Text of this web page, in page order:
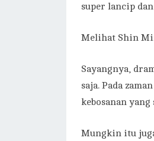
super lancip
Melihat Shin
Sayangnya,
saja. Pada
kebosanan
Mungkin itu